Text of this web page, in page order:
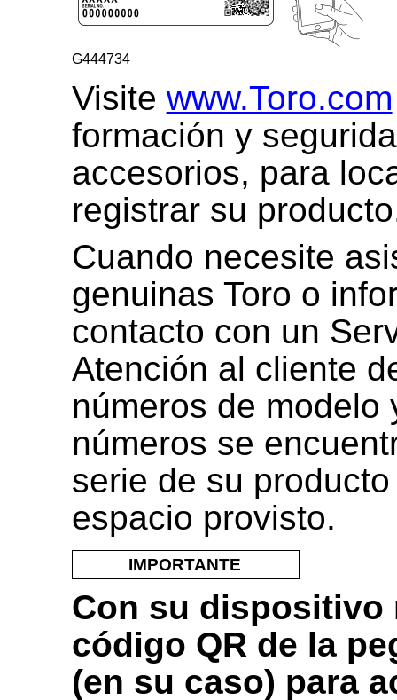
G444734
Visite www.Toro.com
formación y
accesorios, para
registrar su
Cuando necesite
genuinas Toro o
contacto con un
Atención al cliente
números de modelo
números se
serie de su
espacio provisto.
IMPORTANTE
Con su dispositivo
código QR de la
(en su caso) para